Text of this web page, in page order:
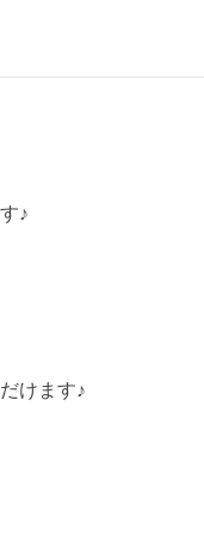
♪
けます♪